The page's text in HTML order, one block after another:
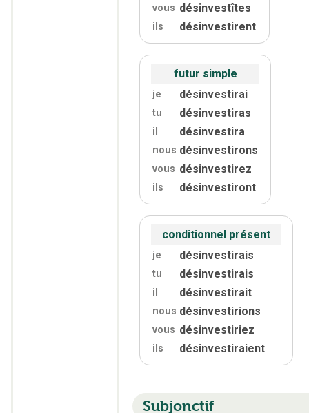
vous désinvestîtes
ils désinvestirent
futur simple
je désinvestirai
tu désinvestiras
il désinvestira
nous désinvestirons
vous désinvestirez
ils désinvestiront
conditionnel présent
je désinvestirais
tu désinvestirais
il désinvestirait
nous désinvestirions
vous désinvestiriez
ils désinvestiraient
Subjonctif